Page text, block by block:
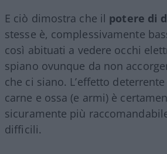
E ciò dimostra che il potere di
stesse è, complessivamente
così abituati a vedere occhi
spiano ovunque da non
che ci siano. L’effetto
carne e ossa (e armi) è
sicuramente più
difficili.